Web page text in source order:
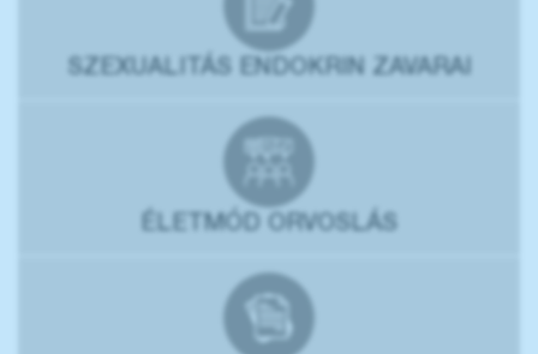
SZEXUALITÁS ENDOKRIN ZAVARAI
ÉLETMÓD ORVOSLÁS